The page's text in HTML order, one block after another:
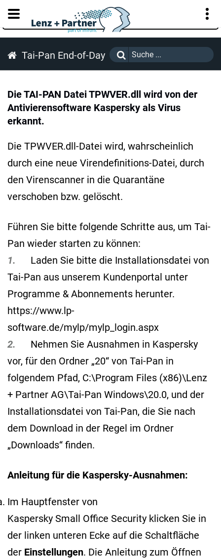
KUNDENPORTAL
Tai-Pan End-of-Day
Die TAI-PAN Datei TPWVER.dll wird von der
Antivierensoftware Kaspersky als Virus
erkannt.
Die TPWVER.dll-Datei wird, wahrscheinlich
durch eine neue Virendefinitions-Datei, durch
den Virenscanner in die Quarantäne
verschoben bzw. gelöscht.
Führen Sie bitte folgende Schritte aus, um Tai-
Pan wieder starten zu können:
1.
Laden Sie bitte die Installationsdatei von
Tai-Pan aus unserem Kundenportal unter
Programme & Abonnements herunter.
https://www.lp-
software.de/mylp/mylp_login.aspx
2.
Nehmen Sie Ausnahmen in Kaspersky
vor, für den Ordner „20“ von Tai-Pan in
folgendem Pfad, C:\Program Files (x86)\Lenz
+ Partner AG\Tai-Pan Windows\20.0, und der
Installationsdatei von Tai-Pan, die Sie nach
dem Download in der Regel im Ordner
„Downloads“ finden.
Anleitung für die Kaspersky-Ausnahmen:
Im Hauptfenster von
Kaspersky Small Office Security klicken Sie in
der linken unteren Ecke auf die Schaltfläche
der Einstellungen. Die Anleitung zum Öffnen